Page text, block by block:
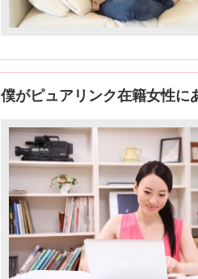
僕がピュアリンク在籍女性に